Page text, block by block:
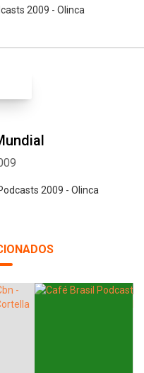
2009 - Olinca
2009 - Olinca